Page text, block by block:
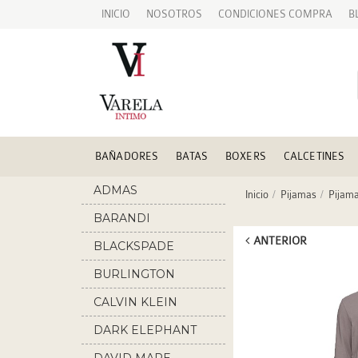
INICIO NOSOTROS CONDICIONES COMPRA
BAÑADORES BATAS BOXERS CALCETINES
ADMAS
BARANDI
BLACKSPADE
BURLINGTON
CALVIN KLEIN
DARK ELEPHANT
Inicio Pijamas
ANTERIOR